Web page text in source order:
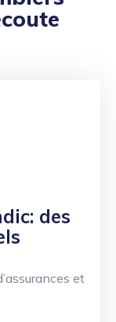
des
et